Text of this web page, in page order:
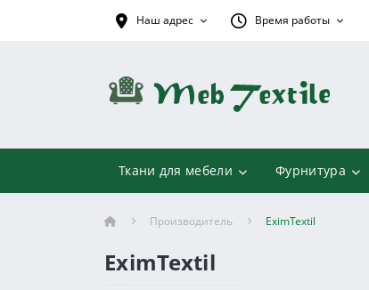
Наш адрес Время работы
Ткани для мебели Фурнитура
Производитель EximTextil
EximTextil